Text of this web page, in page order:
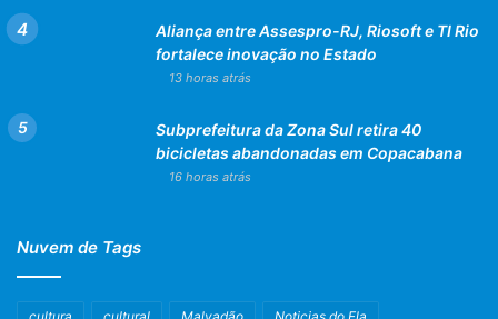
Aliança entre Assespro-RJ, Riosoft e TI Rio
fortalece inovação no Estado
13 horas atrás
Subprefeitura da Zona Sul retira 40
bicicletas abandonadas em Copacabana
16 horas atrás
Nuvem de Tags